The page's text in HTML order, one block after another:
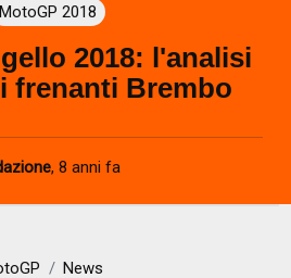
MotoGP 2018
2018: l'analisi
frenanti Brembo
, 8 anni fa
News